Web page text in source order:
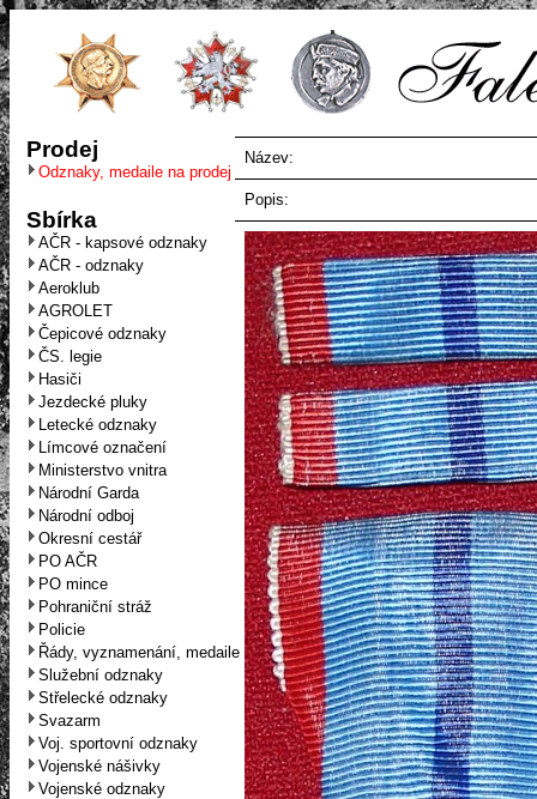
Prodej
Odznaky, medaile na prodej
Sbírka
AČR - kapsové odznaky
AČR - odznaky
Aeroklub
AGROLET
Čepicové odznaky
ČS. legie
Hasiči
Jezdecké pluky
Letecké odznaky
Límcové označení
Ministerstvo vnitra
Národní Garda
Národní odboj
Okresní cestář
PO AČR
PO mince
Pohraniční stráž
Policie
Řády, vyznamenání, medaile
Služební odznaky
Střelecké odznaky
Svazarm
Voj. sportovní odznaky
Vojenské nášivky
Vojenské odznaky
Název:
Popis: